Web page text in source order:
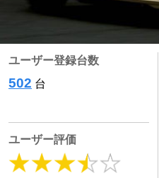
ユーザー登録台数
502 台
ユーザー評価